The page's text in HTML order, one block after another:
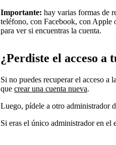
Importante: hay varias formas de
teléfono, con Facebook, con Apple
para ver si encuentras la cuenta.
¿Perdiste el acceso a
Si no puedes recuperar el acceso a
que crear una cuenta nueva.
Luego, pídele a otro administrador
Si eras el único administrador en el